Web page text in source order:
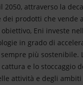
2050, attraverso la
dei prodotti che vende
Eni investe
in grado di
sempre più
e lo stoccaggio
attività e degli